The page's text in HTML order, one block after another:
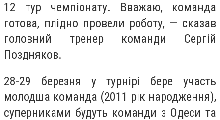
12 тур чемпіонату. Вважаю, команда
готова, плідно провели роботу, — сказав
головний тренер команди Сергій
Поздняков.
28-29 березня у турнірі бере участь
молодша команда (2011 рік народження),
суперниками будуть команди з Одеси та